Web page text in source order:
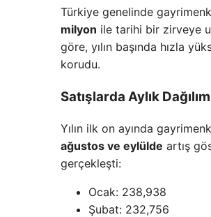
Türkiye genelinde
milyon ile tarihi bir zirveye
göre, yılın başında hızla
korudu.
Satışlarda Aylık Dağılım
Yılın ilk on ayında
ağustos ve eylülde artış
gerçekleşti:
Ocak: 238,938
Şubat: 232,756